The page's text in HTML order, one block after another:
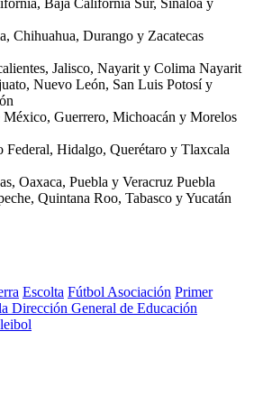
Chihuahua, Durango y Zacatecas
Jalisco, Nayarit y Colima Nayarit
Nuevo León, San Luis Potosí y
Guerrero, Michoacán y Morelos
Hidalgo, Querétaro y Tlaxcala
Oaxaca, Puebla y Veracruz Puebla
Quintana Roo, Tabasco y Yucatán
Escolta Fútbol Asociación Primer
Dirección General de Educación